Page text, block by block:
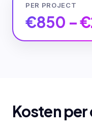
PER PROJECT
€850 –
Kosten